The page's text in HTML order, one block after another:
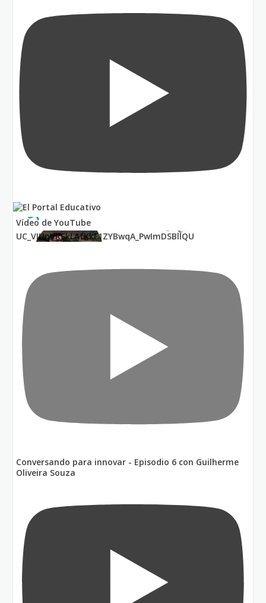
Vídeo de YouTube
UC_VIUnVRSkLAfKkF1ZYBwqA_PwImDSBllQU
Conversando para innovar - Episodio 6 con Guilherme
Oliveira Souza